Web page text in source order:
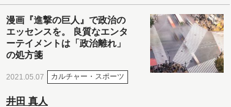
漫画『進撃の巨人』で政治の
エッセンスを。 良質なエンタ
ーテイメントは「政治離れ」
の処方箋
2021.05.07 カルチャー・スポーツ
井田 真人